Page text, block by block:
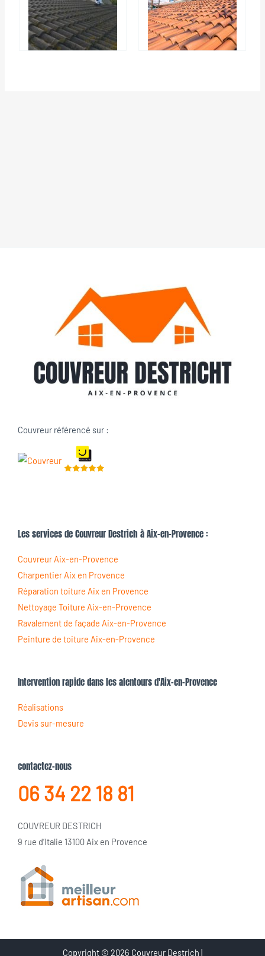
Couvreur référencé sur :
Les services de Couvreur Destrich à Aix-en-Provence :
Couvreur Aix-en-Provence
Charpentier Aix en Provence
Réparation toiture Aix en Provence
Nettoyage Toiture Aix-en-Provence
Ravalement de façade Aix-en-Provence
Peinture de toiture Aix-en-Provence
Intervention rapide dans les alentours d'Aix-en-Provence
Réalisations
Devis sur-mesure
contactez-nous
06 34 22 18 81
COUVREUR DESTRICH
9 rue d’Italie 13100 Aix en Provence
Copyright © 2026 Couvreur Destrich |